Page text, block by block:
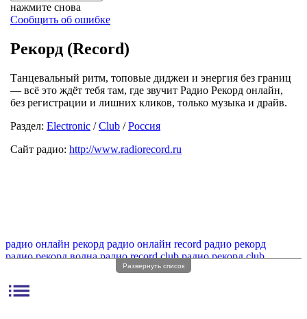
нажмите снова
Сообщить об ошибке
Рекорд (Record)
Танцевальный ритм, топовые диджеи и энергия без границ
— всё это ждёт тебя там, где звучит Радио Рекорд онлайн,
без регистрации и лишних кликов, только музыка и драйв.
Раздел: Electronic /Club /Россия
Сайт радио: http://www.radiorecord.ru
радио онлайн рекорд радио онлайн record радио рекорд
радио рекорд волна радио record club радио рекорд club
радио record онлайн радио radio record
радио record dance
Развернуть список
list